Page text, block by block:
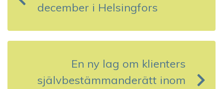
g
december i Helsingfors
En ny lag om klienters
självbestämmanderätt inom